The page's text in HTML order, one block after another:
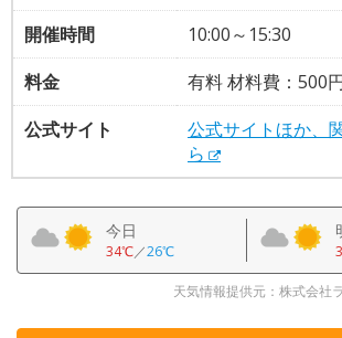
開催時間
10:00～15:30
料金
有料 材料費：500
公式サイト
公式サイトほか、
ら
今日
34℃／26℃
天気情報提供元：株式会社